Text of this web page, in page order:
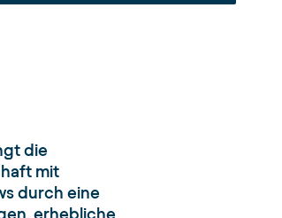
die
mit
durch eine
erhebliche